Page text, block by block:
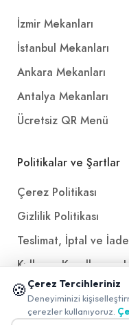
İzmir Mekanları
İstanbul Mekanları
Ankara Mekanları
Antalya Mekanları
Ücretsiz QR Menü
Politikalar ve Şartlar
Çerez Politikası
Gizlilik Politikası
Teslimat, İptal ve
Kullanım Koşulları ve
KVKK Politikası
Kişisel Verileri
🍪 Çerez Tercihleriniz
Deneyiminizi
çerezler kullanıyoruz.
📱 Mobil